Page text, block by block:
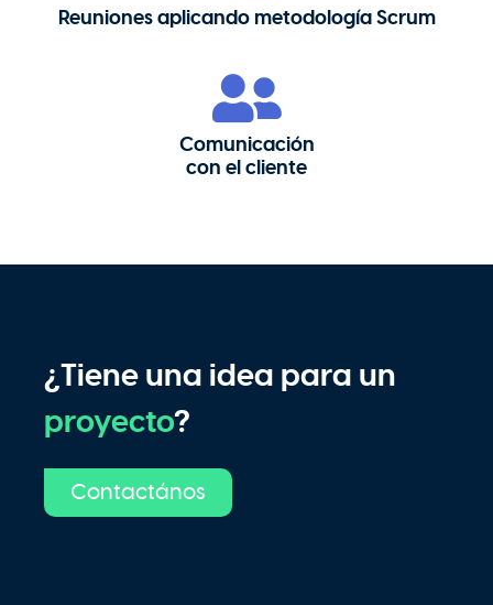
Reuniones aplicando metodología Scrum
Comunicación
con el cliente
¿Tiene una idea para un
proyecto?
Contactános